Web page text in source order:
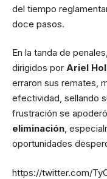
del tiempo
doce pasos.
En la tanda de
dirigidos por Ariel
erraron sus remates,
efectividad, sellando
frustración se
eliminación,
oportunidades
https://twitter.com/